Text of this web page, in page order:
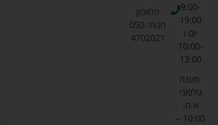
פלאפון
חנות:050-
4702021
9:00-
19:00
יום ו
10:00-
13:00
מענה
טלפוני
א-ה:
10:00 –